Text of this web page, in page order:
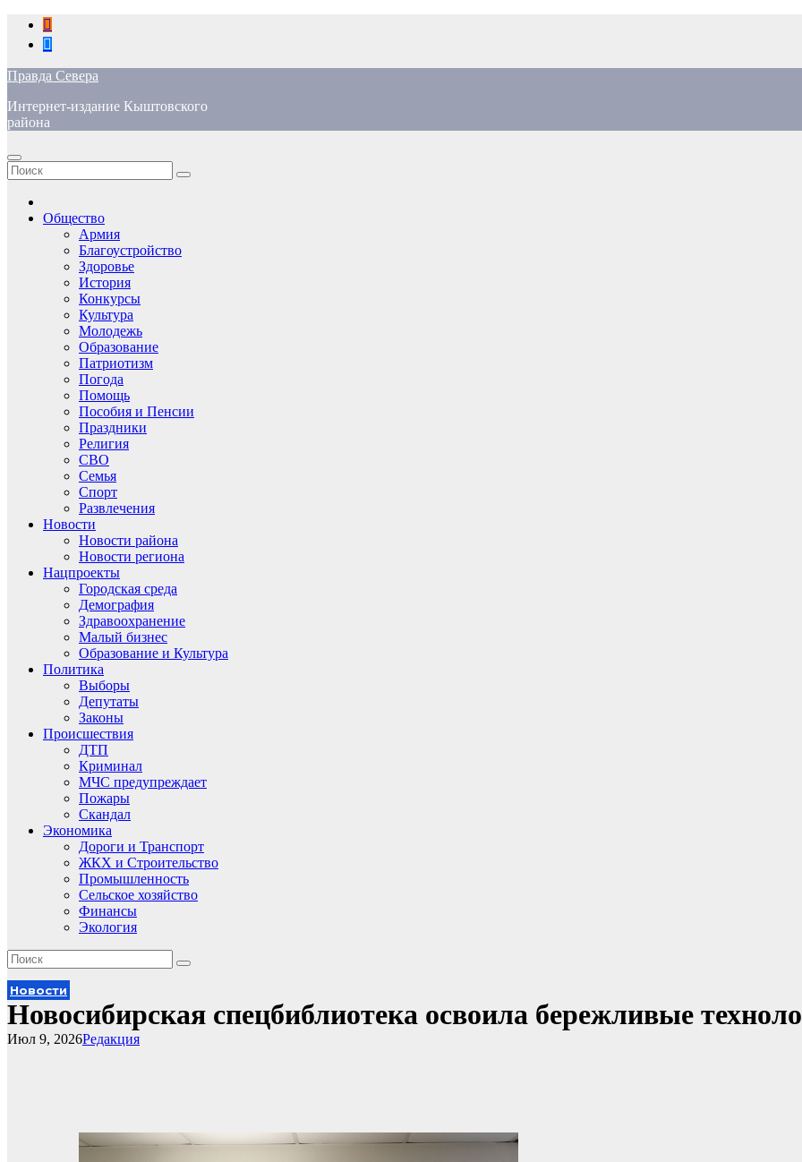
Перейти
содержимому
Правда Севера
Интернет-издание Кыштовского
района
Общество
Армия
Благоустройство
Здоровье
История
Конкурсы
Культура
Молодежь
Образование
Патриотизм
Погода
Помощь
Пособия и Пенсии
Праздники
Религия
СВО
Семья
Спорт
Развлечения
Новости
Новости района
Новости региона
Нацпроекты
Городская среда
Демография
Здравоохранение
Малый бизнес
Образование и Культура
Политика
Выборы
Депутаты
Законы
Происшествия
ДТП
Криминал
МЧС предупреждает
Пожары
Скандал
Экономика
Дороги и Транспорт
ЖКХ и Строительство
Промышленность
Сельское хозяйство
Финансы
Экология
Новости
Новосибирская спецбиблиотека освоила бережливые
Редакция
Июл 9, 2026